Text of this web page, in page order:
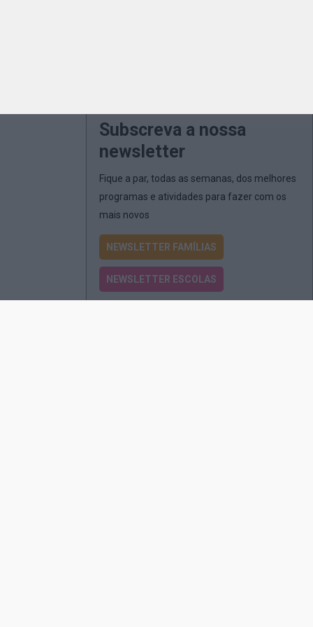
Subscreva a nossa
newsletter
Fique a par, todas as semanas, dos melhores
programas e atividades para fazer com os
mais novos
NEWSLETTER FAMÍLIAS
NEWSLETTER ESCOLAS